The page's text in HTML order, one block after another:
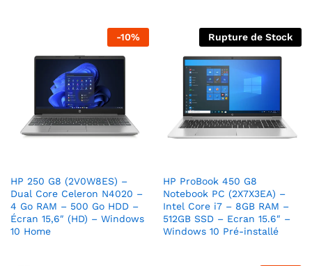
-10%
HP 250 G8 (2V0W8ES) –
Dual Core Celeron N4020 –
4 Go RAM – 500 Go HDD –
Écran 15,6″ (HD) – Windows
10 Home
Rupture de Stock
HP ProBook 450 G8
Notebook PC (2X7X3EA) –
Intel Core i7 – 8GB RAM –
512GB SSD – Ecran 15.6″ –
Windows 10 Pré-installé